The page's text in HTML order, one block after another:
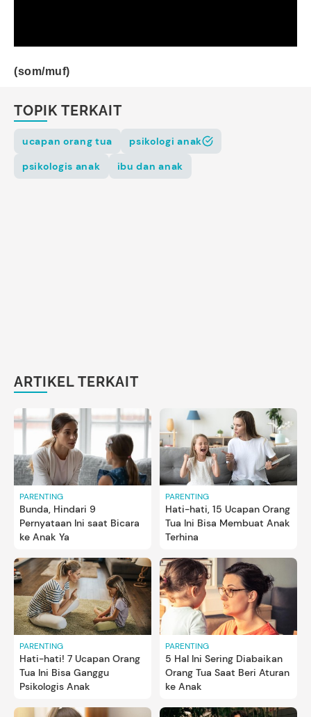
(som/muf)
TOPIK TERKAIT
ucapan orang tua
psikologi anak
psikologis anak
ibu dan anak
ARTIKEL TERKAIT
PARENTING
Bunda, Hindari 9
Pernyataan Ini saat Bicara
ke Anak Ya
PARENTING
Hati-hati, 15 Ucapan Orang
Tua Ini Bisa Membuat Anak
Terhina
PARENTING
Hati-hati! 7 Ucapan Orang
Tua Ini Bisa Ganggu
Psikologis Anak
PARENTING
5 Hal Ini Sering Diabaikan
Orang Tua Saat Beri Aturan
ke Anak